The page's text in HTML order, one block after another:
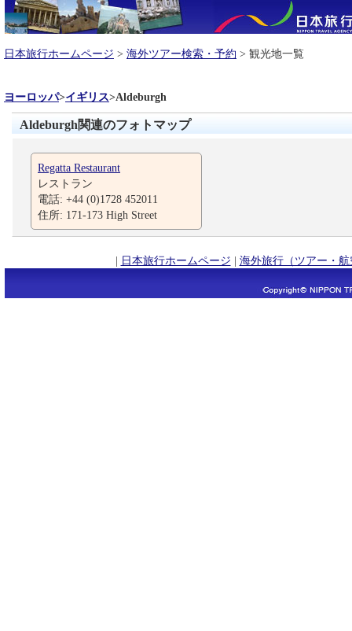
日本旅行ホームページ > 海外ツアー検索・予約 > 観光地一覧
ヨーロッパ>イギリス>Aldeburgh
Aldeburgh関連のフォトマップ
Regatta Restaurant
レストラン
電話: +44 (0)1728 452011
住所: 171-173 High Street
| 日本旅行ホームページ | 海外旅行（ツアー・航